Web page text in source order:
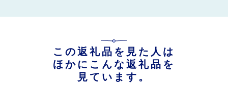
この返礼品を見た人は
ほかにこんな返礼品を
見ています。